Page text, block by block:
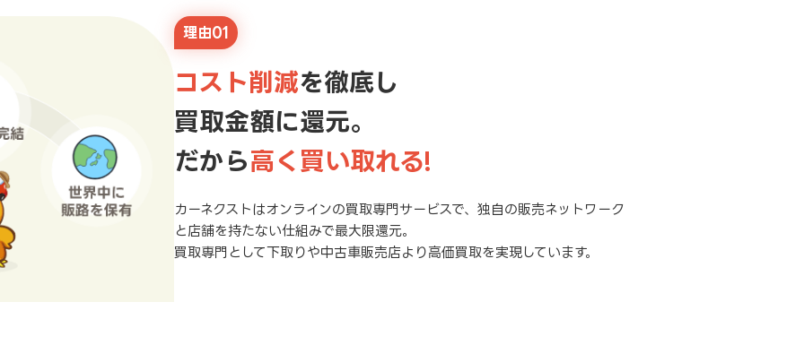
理由01
コスト削減を徹底し
買取金額に還元。
だから高く買い取れる!
カーネクストはオンラインの買取専門サービスで、独自の販売ネットワーク
と店舗を持たない仕組みで最大限還元。
買取専門として下取りや中古車販売店より高価買取を実現しています。